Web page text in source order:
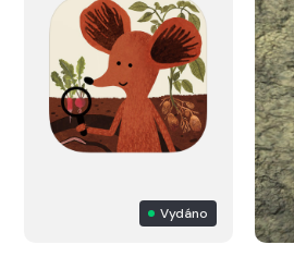
Vydáno